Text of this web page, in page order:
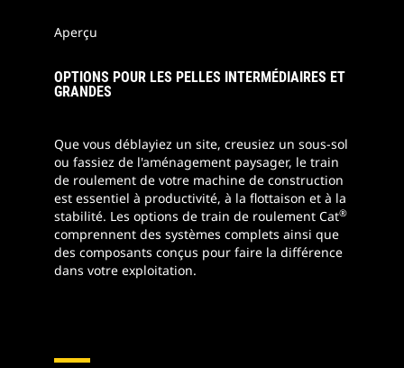
Aperçu
OPTIONS POUR LES PELLES INTERMÉDIAIRES ET
GRANDES
Que vous déblayiez un site, creusiez un sous-sol
ou fassiez de l'aménagement paysager, le train
de roulement de votre machine de construction
est essentiel à productivité, à la flottaison et à la
stabilité. Les options de train de roulement Cat®
comprennent des systèmes complets ainsi que
des composants conçus pour faire la différence
dans votre exploitation.